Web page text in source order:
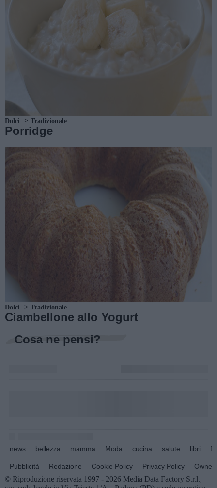
Dolci Tradizionale
Porridge
Dolci Tradizionale
Ciambellone allo Yogurt
Cosa ne pensi?
news bellezza mamma Moda cucina salute libri
Pubblicità Redazione Cookie Policy Privacy Policy
© Riproduzione riservata 1997 - 2026 Media Data Factory S.r.l.,